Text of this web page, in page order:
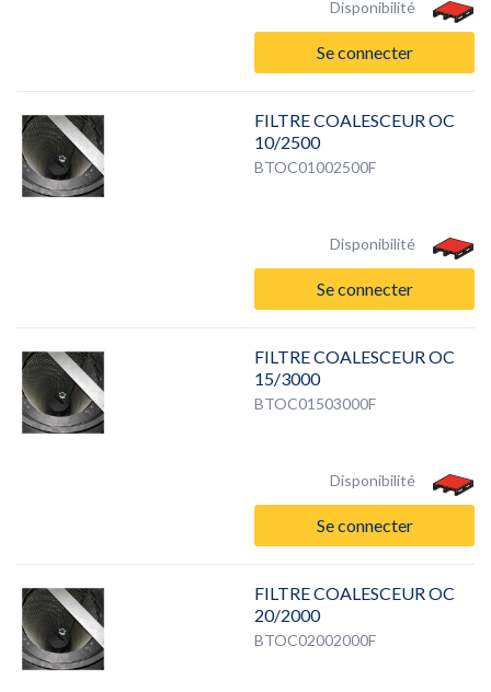
Disponibilité
Se connecter
FILTRE COALESCEUR OC
10/2500
BTOC01002500F
Disponibilité
Se connecter
FILTRE COALESCEUR OC
15/3000
BTOC01503000F
Disponibilité
Se connecter
FILTRE COALESCEUR OC
20/2000
BTOC02002000F